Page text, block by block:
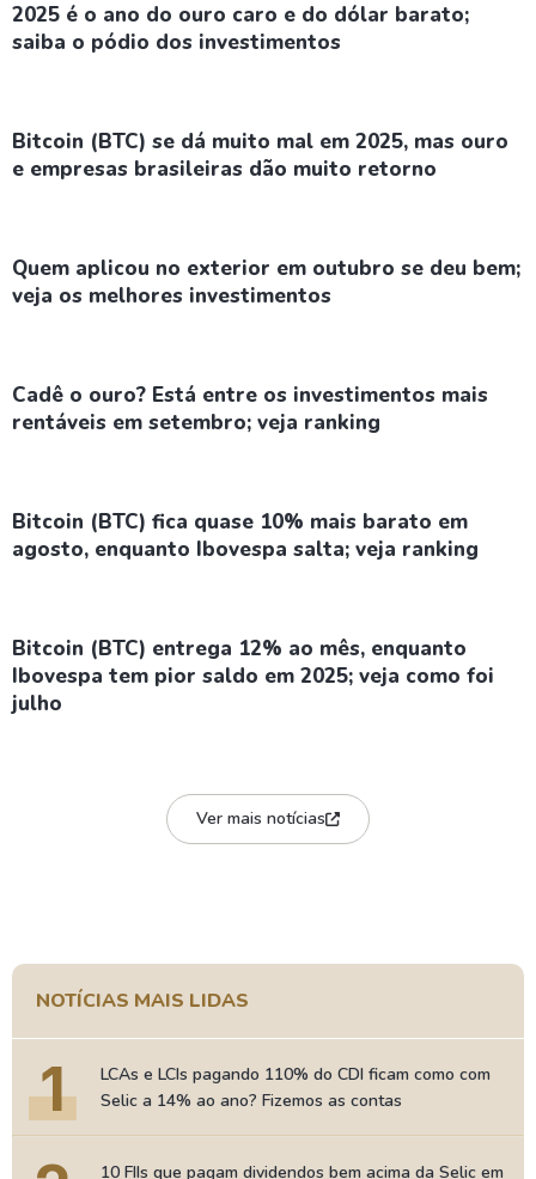
2025 é o ano do ouro caro e do dólar barato;
saiba o pódio dos investimentos
Bitcoin (BTC) se dá muito mal em 2025, mas ouro
e empresas brasileiras dão muito retorno
Quem aplicou no exterior em outubro se deu bem;
veja os melhores investimentos
Cadê o ouro? Está entre os investimentos mais
rentáveis em setembro; veja ranking
Bitcoin (BTC) fica quase 10% mais barato em
agosto, enquanto Ibovespa salta; veja ranking
Bitcoin (BTC) entrega 12% ao mês, enquanto
Ibovespa tem pior saldo em 2025; veja como foi
julho
Ver mais notícias
NOTÍCIAS MAIS LIDAS
1
LCAs e LCIs pagando 110% do CDI ficam como com
Selic a 14% ao ano? Fizemos as contas
10 FIIs que pagam dividendos bem acima da Selic em